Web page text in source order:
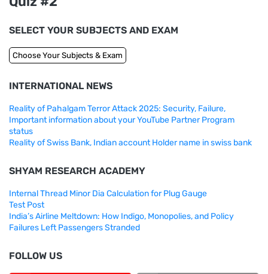
SELECT YOUR SUBJECTS AND EXAM
INTERNATIONAL NEWS
Reality of Pahalgam Terror Attack 2025: Security, Failure,
Important information about your YouTube Partner Program
status
Reality of Swiss Bank, Indian account Holder name in swiss bank
SHYAM RESEARCH ACADEMY
Internal Thread Minor Dia Calculation for Plug Gauge
Test Post
India’s Airline Meltdown: How Indigo, Monopolies, and Policy
Failures Left Passengers Stranded
FOLLOW US